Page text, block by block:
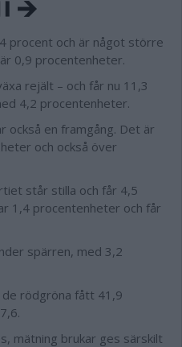
procent och är något större
0,9 procentenheter.
rejält – och får nu 11,3
4,2 procentenheter.
också en framgång. Det är
och också över
står stilla och får 4,5
1,4 procentenheter och får
spärren, med 3,2
rödgröna fått 41,9
mätning brukar ges särskilt